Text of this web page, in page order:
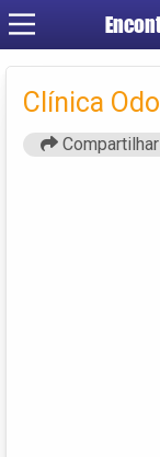
Clínica
Compartilhar